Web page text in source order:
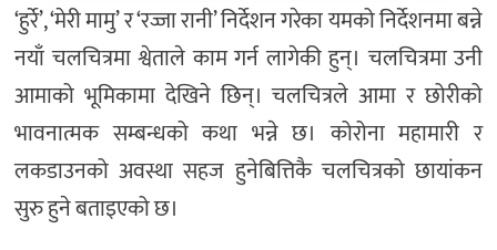
‘हुर्रे’, ‘मेरी मामु’ र ‘रज्जा रानी’ निर्देशन गरेका यमको निर्देशनमा बन्ने
नयाँ चलचित्रमा श्वेताले काम गर्न लागेकी हुन्। चलचित्रमा उनी
आमाको भूमिकामा देखिने छिन्। चलचित्रले आमा र छोरीको
भावनात्मक सम्बन्धको कथा भन्ने छ। कोरोना महामारी र
लकडाउनको अवस्था सहज हुनेबित्तिकै चलचित्रको छायांकन
सुरु हुने बताइएको छ।